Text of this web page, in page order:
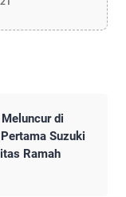
di
Suzuki
Ramah